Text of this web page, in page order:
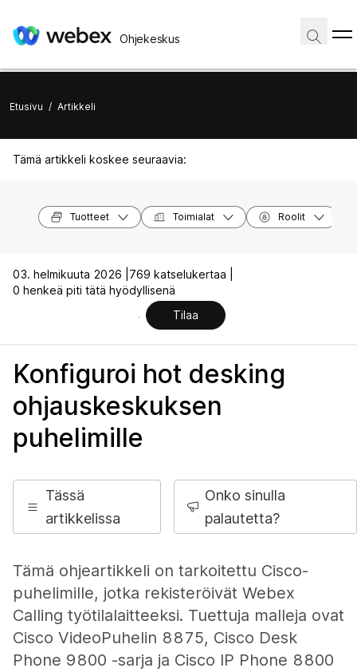
Ohjekeskus
Etusivu / Artikkeli
Tämä artikkeli koskee seuraavia:
Tuotteet Toimialat Roolit
03. helmikuuta 2026 | 769 katselukertaa |
0 henkeä piti tätä hyödyllisenä
Tilaa
Konfiguroi hot desking
ohjauskeskuksen
puhelimille
Tässä
artikkelissa
Onko sinulla
palautetta?
Tämä ohjeartikkeli on tarkoitettu Cisco-
puhelimille, jotka rekisteröivät Webex
Calling työtilalaitteeksi. Tuettuja malleja ovat
Cisco VideoPuhelin 8875, Cisco Desk
Phone 9800 -sarja ja Cisco IP Phone 8800